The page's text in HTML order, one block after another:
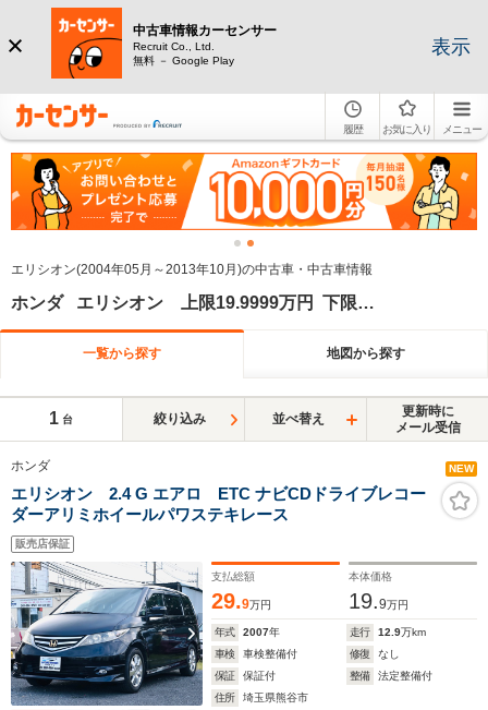
中古車情報カーセンサー
Recruit Co., Ltd.
無料 － Google Play
表示
履歴 お気に入り メニュー
エリシオン(2004年05月～2013年10月)の中古車・中古車情報
ホンダ エリシオン 上限19.9999万円 下限10万円 上限2012年
一覧から探す 地図から探す
1 台 絞り込み 並べ替え
更新時に
メール受信
ホンダ NEW
エリシオン 2.4 G エアロ ETC ナビCDドライブレコー
ダーアリミホイールパワステキレース
販売店保証
支払総額
29.9万円
本体価格
19.9万円
年式 2007年 走行 12.9万km
車検
車検整備付 修復
なし
保証
保証付 整備
法定整備付
住所
埼玉県熊谷市